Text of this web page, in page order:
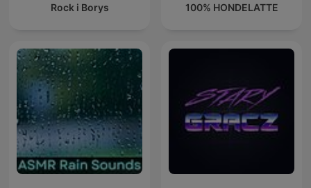
Rock i Borys 100% HONDELATTE